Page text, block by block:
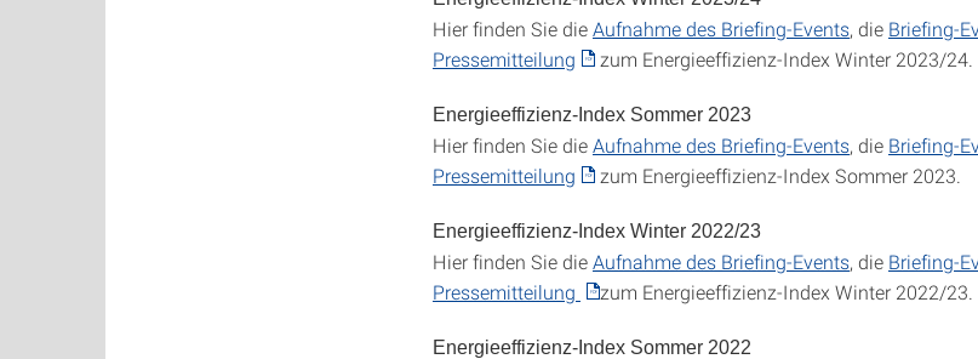
Hier finden Sie dieAufnahme des Briefing-Events, die Briefing-
Pressemitteilung
zum Energieeffizienz-Index Winter 2023/24.
Energieeffizienz-Index Sommer 2023
Hier finden Sie dieAufnahme des Briefing-Events, die Briefing-
Pressemitteilung
zum Energieeffizienz-Index Sommer 2023.
Energieeffizienz-Index Winter 2022/23
Hier finden Sie dieAufnahme des Briefing-Events, die Briefing-
Pressemitteilung
zum Energieeffizienz-Index Winter 2022/23.
Energieeffizienz-Index Sommer 2022